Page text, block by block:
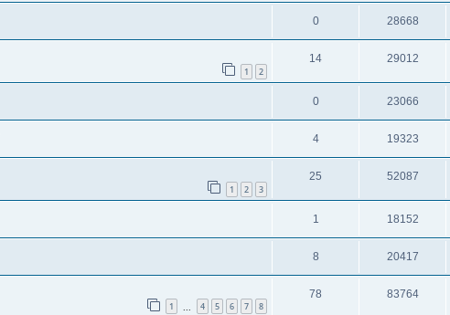
0 28668
1 2
14 29012
0 23066
4 19323
1 2 3
25 52087
1 18152
8 20417
1 4 5 6 7 8
78 83764